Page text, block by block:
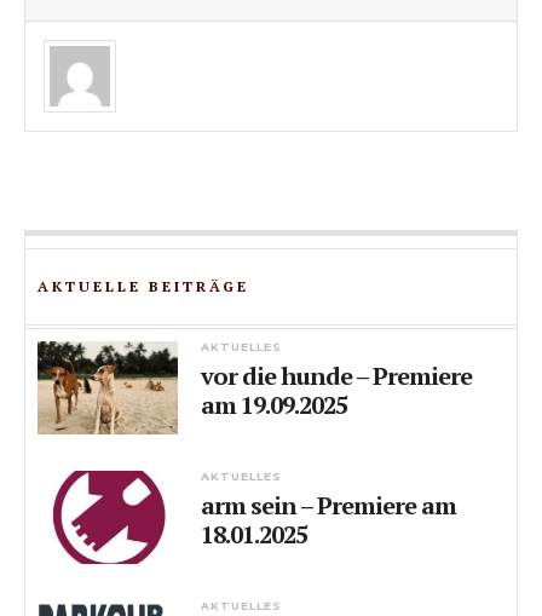
AKTUELLE BEITRÄGE
AKTUELLES
vor die hunde – Premiere
am 19.09.2025
AKTUELLES
arm sein – Premiere am
18.01.2025
AKTUELLES